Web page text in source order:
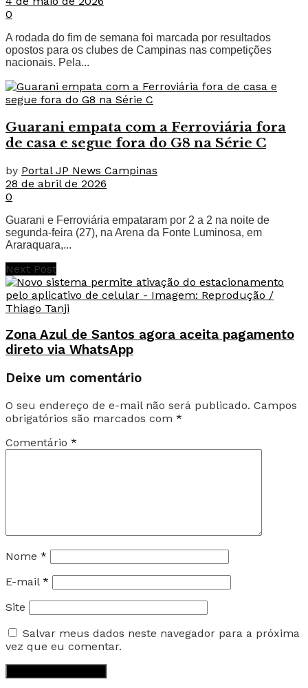
0
A rodada do fim de semana foi marcada por resultados
opostos para os clubes de Campinas nas competições
nacionais. Pela...
Guarani empata com a Ferroviária fora
de casa e segue fora do G8 na Série C
by Portal JP News Campinas
28 de abril de 2026
0
Guarani e Ferroviária empataram por 2 a 2 na noite de
segunda-feira (27), na Arena da Fonte Luminosa, em
Araraquara,...
Next Post
Zona Azul de Santos agora aceita pagamento
direto via WhatsApp
Deixe um comentário
O seu endereço de e-mail não será publicado. Campos
obrigatórios são marcados com *
Comentário *
Nome *
E-mail *
Site
Salvar meus dados neste navegador para a próxima
vez que eu comentar.